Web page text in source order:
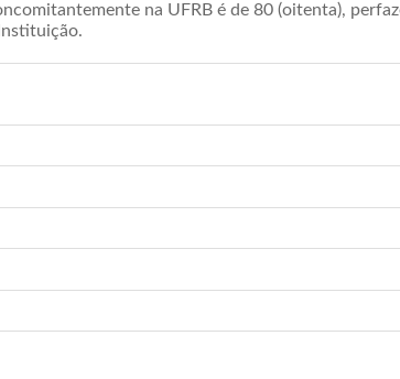
na UFRB é de 80 (oitenta),